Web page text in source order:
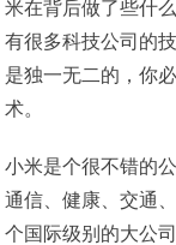
米在背后做了些什
有很多科技公司的
是独一无二的，你
术。
小米是个很不错的
通信、健康、交通
个国际级别的大公